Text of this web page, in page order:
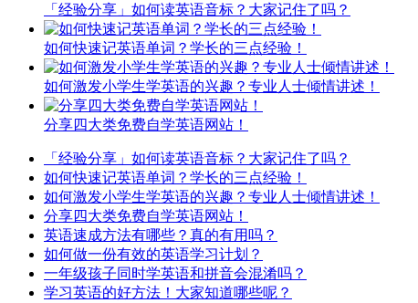
「经验分享」如何读英语音标？大家记住了吗？
如何快速记英语单词？学长的三点经验！
如何激发小学生学英语的兴趣？专业人士倾情讲述！
分享四大类免费自学英语网站！
「经验分享」如何读英语音标？大家记住了吗？
如何快速记英语单词？学长的三点经验！
如何激发小学生学英语的兴趣？专业人士倾情讲述！
分享四大类免费自学英语网站！
英语速成方法有哪些？真的有用吗？
如何做一份有效的英语学习计划？
一年级孩子同时学英语和拼音会混淆吗？
学习英语的好方法！大家知道哪些呢？